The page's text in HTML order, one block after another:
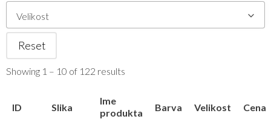
Velikost
Reset
Showing 1 – 10 of 122 results
ID Slika
Ime
produkta
Barva Velikost Cena